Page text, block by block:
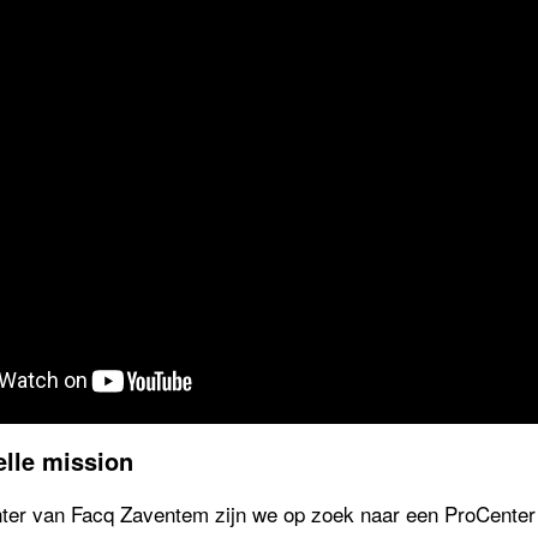
mission
van Facq Zaventem zijn we op zoek naar een